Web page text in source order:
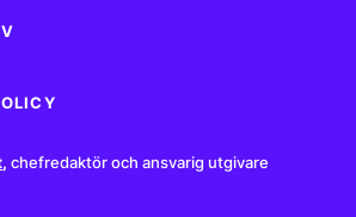
, chefredaktör och ansvarig utgivare